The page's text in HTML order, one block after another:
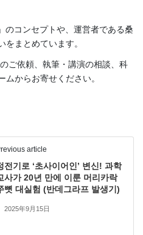
のコンセプトや、運営者である桑
をまとめています。
ご依頼、執筆・講演の相談、科
からお寄せください。
article
전기로 ‘초사이어인’ 변신! 과학
사가 20년 만에 이룬 머리카락
뼛 대실험 (반데그라프 발생기)
2025年9月15日